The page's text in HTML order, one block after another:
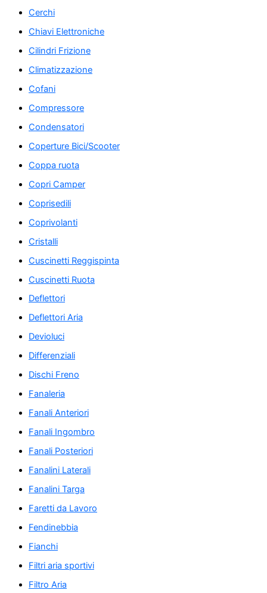
Cerchi
Chiavi Elettroniche
Cilindri Frizione
Climatizzazione
Cofani
Compressore
Condensatori
Coperture Bici/Scooter
Coppa ruota
Copri Camper
Coprisedili
Coprivolanti
Cristalli
Cuscinetti Reggispinta
Cuscinetti Ruota
Deflettori
Deflettori Aria
Devioluci
Differenziali
Dischi Freno
Fanaleria
Fanali Anteriori
Fanali Ingombro
Fanali Posteriori
Fanalini Laterali
Fanalini Targa
Faretti da Lavoro
Fendinebbia
Fianchi
Filtri aria sportivi
Filtro Aria